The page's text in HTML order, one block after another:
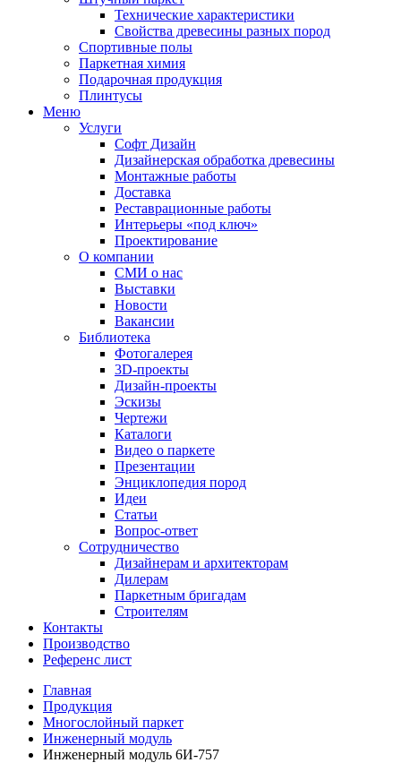
Технические характеристики
Свойства древесины разных пород
Спортивные полы
Паркетная химия
Подарочная продукция
Плинтусы
Меню
Услуги
Софт Дизайн
Дизайнерская обработка древесины
Монтажные работы
Доставка
Реставрационные работы
Интерьеры «под ключ»
Проектирование
О компании
СМИ о нас
Выставки
Новости
Вакансии
Библиотека
Фотогалерея
3D-проекты
Дизайн-проекты
Эскизы
Чертежи
Каталоги
Видео о паркете
Презентации
Энциклопедия пород
Идеи
Статьи
Вопрос-ответ
Сотрудничество
Дизайнерам и архитекторам
Дилерам
Паркетным бригадам
Строителям
Контакты
Производство
Референс лист
Главная
Продукция
Многослойный паркет
Инженерный модуль
Инженерный модуль 6И-757